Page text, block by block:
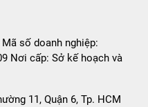
số doanh nghiệp:
Nơi cấp: Sở kế hoạch và
11, Quận 6, Tp. HCM